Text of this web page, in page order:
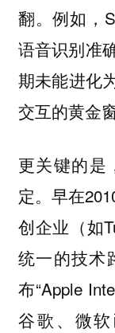
翻。例如，
语音识别准
期未能进化
交互的黄金
更关键的是
定。早在
创企业（如
统一的技术
布“Apple
谷歌、微